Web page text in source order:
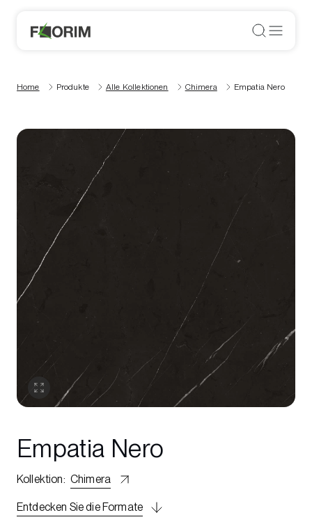
Home Produkte Alle Kollektionen Chimera Empatia Nero
Empatia Nero
Kollektion: Chimera
Entdecken Sie die Formate